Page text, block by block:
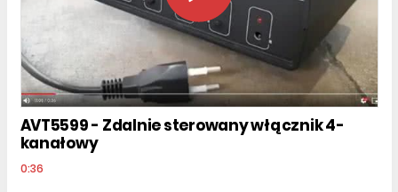
AVT5599 - Zdalnie sterowany włącznik 4-
kanałowy
0:36